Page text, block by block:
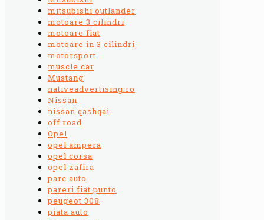
mitsubishi outlander
motoare 3 cilindri
motoare fiat
motoare in 3 cilindri
motorsport
muscle car
Mustang
nativeadvertising.ro
Nissan
nissan qashqai
off road
Opel
opel ampera
opel corsa
opel zafira
parc auto
pareri fiat punto
peugeot 308
piata auto